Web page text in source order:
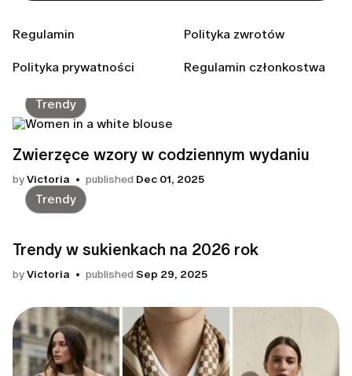
Regulamin Polityka zwrotów
Polityka prywatności Regulamin członkostwa
Twój przewodnik po stylu na zimę 2026
Trendy
Zwierzęce wzory w codziennym wydaniu
byVictoria published Dec 01, 2025
Trendy
Trendy w sukienkach na 2026 rok
byVictoria published Sep 29, 2025